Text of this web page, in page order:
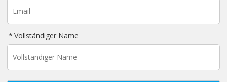
Vollständiger Name